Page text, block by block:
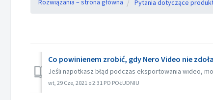
Rozwiązania – strona główna Pytania dotyczące
Co powinienem zrobić, gdy Nero Video nie
Jeśli napotkasz błąd podczas eksportowania wideo,
wt, 29 Cze, 2021 o 2:31 PO POŁUDNIU